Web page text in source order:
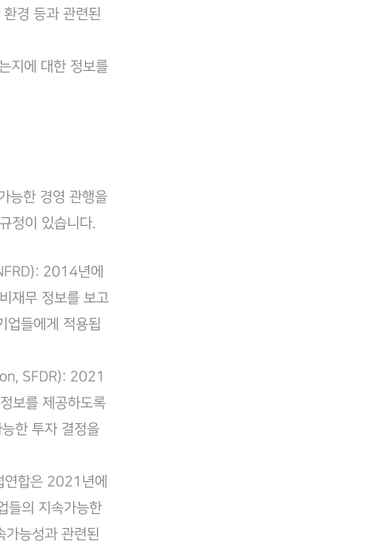
경 등과 관련된
지에 대한 정보를
능한 경영 관행을
정이 있습니다.
2014년에
재무 정보를 보고
업들에게 적용됩
SFDR): 2021
보를 제공하도록
한 투자 결정을
합은 2021년에
들의 지속가능한
가능성과 관련된